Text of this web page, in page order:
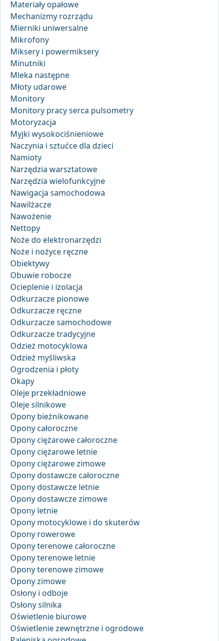
Materiały opałowe
Mechanizmy rozrządu
Mierniki uniwersalne
Mikrofony
Miksery i powermiksery
Minutniki
Mleka następne
Młoty udarowe
Monitory
Monitory pracy serca pulsometry
Motoryzacja
Myjki wysokociśnieniowe
Naczynia i sztućce dla dzieci
Namioty
Narzędzia warsztatowe
Narzędzia wielofunkcyjne
Nawigacja samochodowa
Nawilżacze
Nawożenie
Nettopy
Noże do elektronarzędzi
Noże i nożyce ręczne
Obiektywy
Obuwie robocze
Ocieplenie i izolacja
Odkurzacze pionowe
Odkurzacze ręczne
Odkurzacze samochodowe
Odkurzacze tradycyjne
Odzież motocyklowa
Odzież myśliwska
Ogrodzenia i płoty
Okapy
Oleje przekładniowe
Oleje silnikowe
Opony bieżnikowane
Opony całoroczne
Opony ciężarowe całoroczne
Opony ciężarowe letnie
Opony ciężarowe zimowe
Opony dostawcze całoroczne
Opony dostawcze letnie
Opony dostawcze zimowe
Opony letnie
Opony motocyklowe i do skuterów
Opony rowerowe
Opony terenowe całoroczne
Opony terenowe letnie
Opony terenowe zimowe
Opony zimowe
Osłony i odboje
Osłony silnika
Oświetlenie biurowe
Oświetlenie zewnętrzne i ogrodowe